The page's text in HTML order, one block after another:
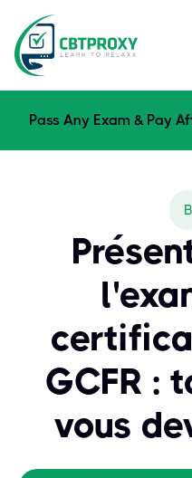
Pass Any Exam & Pay
GCFR :
vous